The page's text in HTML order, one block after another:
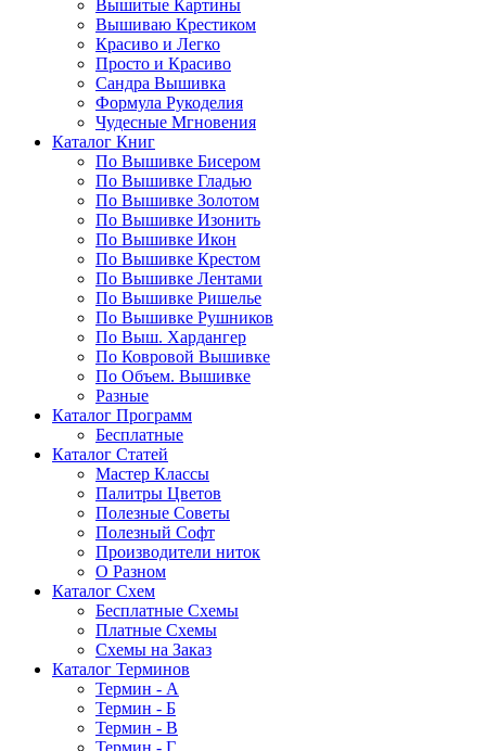
Вышитые Картины
Вышиваю Крестиком
Красиво и Легко
Просто и Красиво
Сандра Вышивка
Формула Рукоделия
Чудесные Мгновения
Каталог Книг
По Вышивке Бисером
По Вышивке Гладью
По Вышивке Золотом
По Вышивке Изонить
По Вышивке Икон
По Вышивке Крестом
По Вышивке Лентами
По Вышивке Ришелье
По Вышивке Рушников
По Выш. Хардангер
По Ковровой Вышивке
По Объем. Вышивке
Разные
Каталог Программ
Бесплатные
Каталог Статей
Мастер Классы
Палитры Цветов
Полезные Советы
Полезный Софт
Производители ниток
О Разном
Каталог Схем
Бесплатные Схемы
Платные Схемы
Схемы на Заказ
Каталог Терминов
Термин - А
Термин - Б
Термин - В
Термин - Г